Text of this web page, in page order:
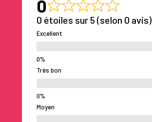
0
0 étoiles sur 5 (selon 0 avis)
Excellent
Très bon
Moyen